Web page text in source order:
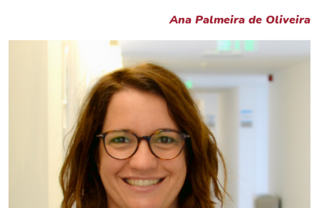
Ana Palmeira de Oliveira